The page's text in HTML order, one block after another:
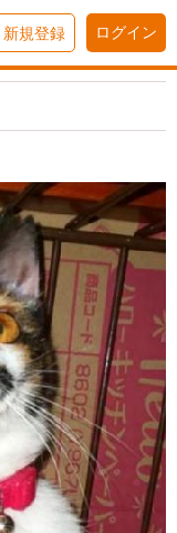
新規登録 ログイン